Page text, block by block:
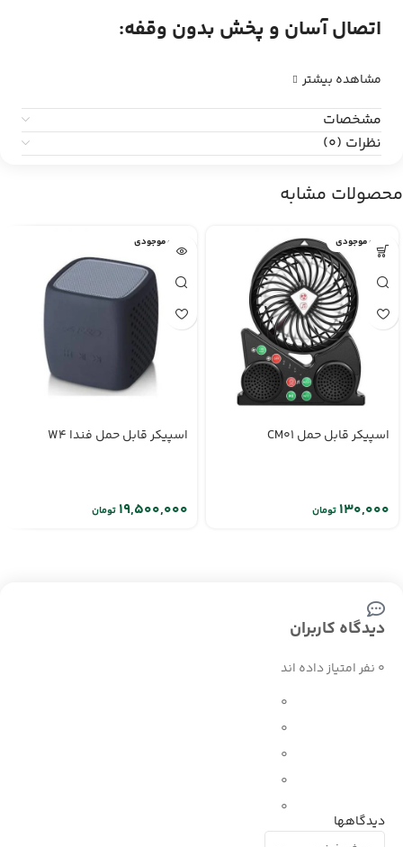
اتصال آسان و پخش بدون وقفه:
مشاهده بیشتر
مشخصات
نظرات (0)
محصولات مشابه
اتمام موجودی
اسپیکر قابل حمل CM01
تومان
اتمام موجودی
اسپیکر قابل حمل فندا W4
تومان
دیدگاه کاربران
0 نفر امتیاز داده اند
0
0
0
0
0
دیدگاهها